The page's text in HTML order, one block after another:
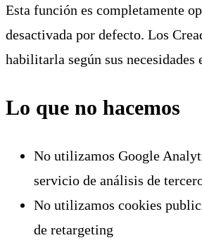
Esta función es completamente
desactivada por defecto. Los
habilitarla según sus necesidades
Lo que no hacemos
No utilizamos Google
servicio de análisis de
No utilizamos cookies
de retargeting